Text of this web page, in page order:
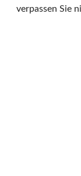
verpassen Sie